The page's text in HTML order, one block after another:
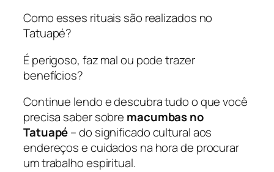
Como esses rituais são realizados no
Tatuapé?
É perigoso, faz mal ou pode trazer
benefícios?
Continue lendo e descubra tudo o que você
precisa saber sobre macumbas no
Tatuapé– do significado cultural aos
endereços e cuidados na hora de procurar
um trabalho espiritual.